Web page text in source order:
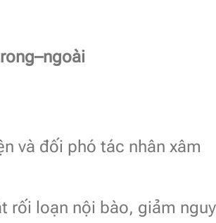
và đối phó tác nhân xâm
rối loạn nội bào, giảm nguy